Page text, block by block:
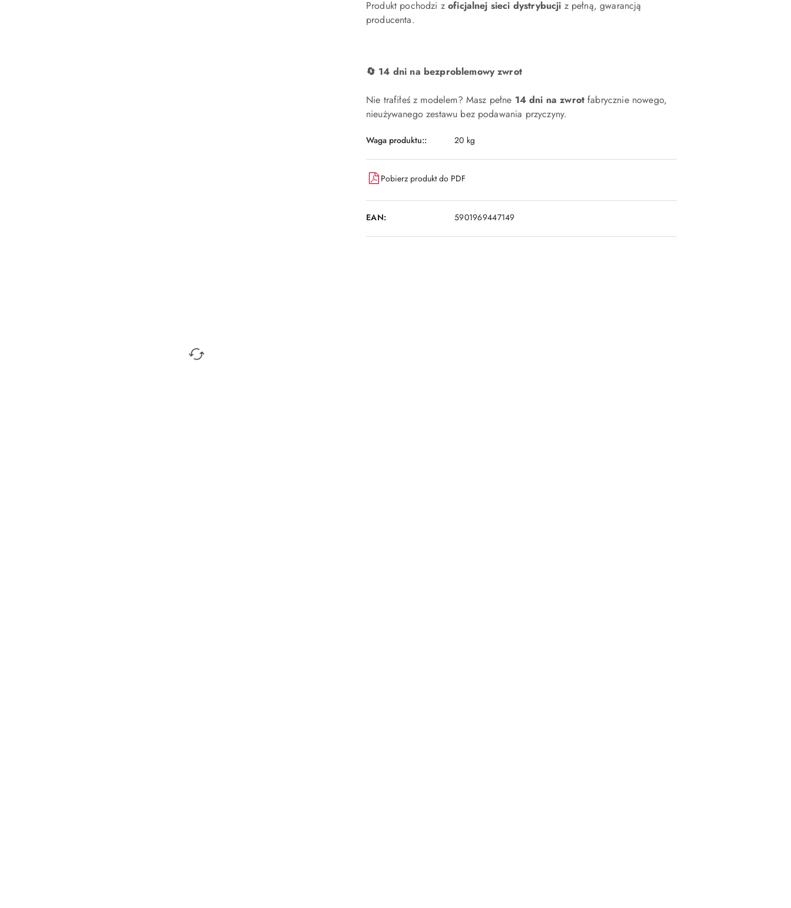
Produkt pochodzi zoficjalnej sieci dystrybucji z pełną, gwarancją
producenta.
🔄 14 dni na bezproblemowy zwrot
Nie trafiłeś z modelem? Masz pełne 14 dni na zwrot fabrycznie nowego,
nieużywanego zestawu bez podawania przyczyny.
Waga produktu:: 20 kg
Pobierz produkt do PDF
EAN: 5901969447149